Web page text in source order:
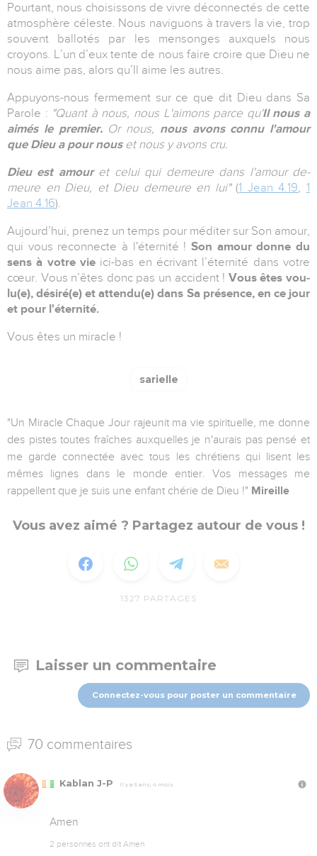
Pourtant, nous choisissons de vivre dé­con­nec­tés de cette
at­mo­sphère cé­leste. Nous na­vi­guons à tra­vers la vie, trop
souvent bal­lo­tés par les men­songes auxquels nous
croyons. L’un d’eux tente de nous faire croire que Dieu ne
nous aime pas, alors qu’Il aime les autres.
Appuyons-nous fermement sur ce que dit Dieu dans Sa
Parole : "Quant à nous, nous L'ai­mons parce qu'Il nous a
ai­més le pre­mier.Or nous, nous avons connu l'amour
que Dieu a pour nouset nous y avons cru.
Dieu est amouret ce­lui qui de­meure dans l'amour de­
meure en Dieu, et Dieu de­meure en lui"(1 Jean 4.19,1
Jean 4.16).
Au­jourd’­hui, prenez un temps pour mé­di­ter sur Son amour,
qui vous re­con­necte à l'éternité ! Son amour donne du
sens à votre vie ici-bas en écri­vant l’éter­ni­té dans votre
cœur. Vous n’êtes donc pas un ac­ci­dent ! Vous êtes vou­
lu(e), dé­si­ré(e) et at­ten­du(e) dans Sa pré­sence, en ce jour
et pour l'éternité.
Vous êtes un miracle !
sarielle
"Un Miracle Chaque Jour rajeunit ma vie spirituelle, me donne
des pistes toutes fraîches auxquelles je n'aurais pas pensé et
me garde connectée avec tous les chrétiens qui lisent les
mêmes lignes dans le monde entier. Vos messages me
rappellent que je suis une enfant chérie de Dieu !" Mireille
Vous avez aimé ? Partagez autour de vous !
1327 PARTAGES
Laisser un commentaire
Connectez-vous pour poster un commentaire
70 commentaires
Kablan J-P Il y a 5 ans, 4 mois
Amen
2 personnes ont dit Amen